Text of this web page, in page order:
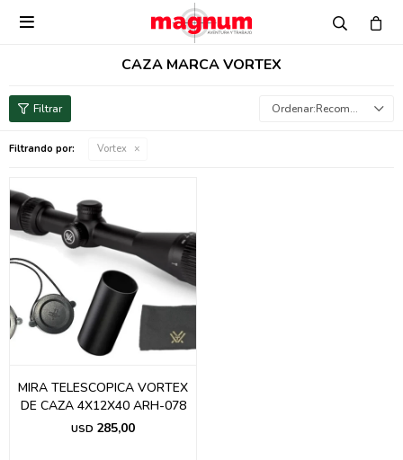

CAZA MARCA VORTEX
Recomendados
Filtrando por: Vortex
MIRA TELESCOPICA VORTEX
DE CAZA 4X12X40 ARH-078
USD 285,00